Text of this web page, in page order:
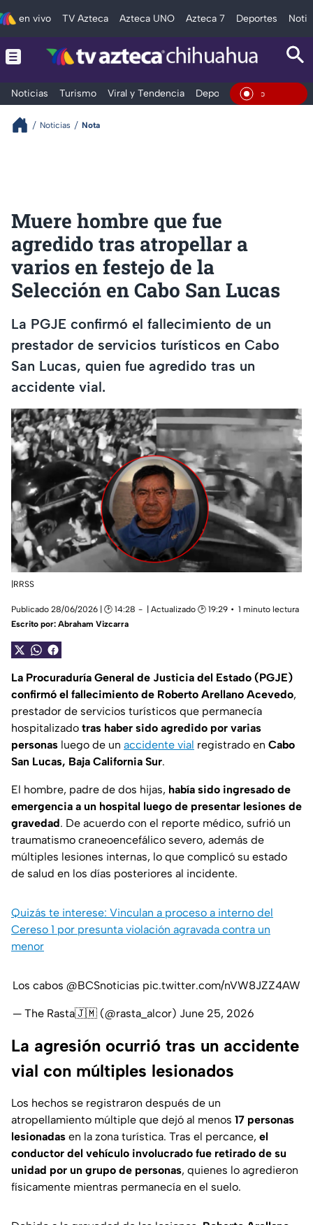
en vivo TV Azteca Azteca UNO Azteca 7 Deportes
Noticias Turismo Viral y Tendencia Deportes Espectáculos
En Vivo
Noticias Nota
Muere hombre que fue
agredido tras atropellar a
varios en festejo de la
Selección en Cabo San Lucas
La PGJE confirmó el fallecimiento de un
prestador de servicios turísticos en Cabo
San Lucas, quien fue agredido tras un
accidente vial.
|RRSS
Publicado 28/06/2026 | 🕑 14:28 | Actualizado 🕑 19:29
1 minuto lectura
Escrito por: Abraham Vizcarra
La Procuraduría General de Justicia del Estado (PGJE)
confirmó el fallecimiento de Roberto Arellano Acevedo,
prestador de servicios turísticos que permanecía
hospitalizado tras haber sido agredido por varias
personas luego de un accidente vial registrado en Cabo
San Lucas, Baja California Sur.
El hombre, padre de dos hijas, había sido ingresado de
emergencia a un hospital luego de presentar lesiones de
gravedad. De acuerdo con el reporte médico, sufrió un
traumatismo craneoencefálico severo, además de
múltiples lesiones internas, lo que complicó su estado
de salud en los días posteriores al incidente.
Quizás te interese: Vinculan a proceso a interno del
Cereso 1 por presunta violación agravada contra un
menor
Los cabos @BCSnoticias pic.twitter.com/nVW8JZZ4AW
— The Rasta🇯🇲 (@rasta_alcor) June 25, 2026
La agresión ocurrió tras un accidente
vial con múltiples lesionados
Los hechos se registraron después de un
atropellamiento múltiple que dejó al menos 17 personas
lesionadas en la zona turística. Tras el percance, el
conductor del vehículo involucrado fue retirado de su
unidad por un grupo de personas, quienes lo agredieron
físicamente mientras permanecía en el suelo.